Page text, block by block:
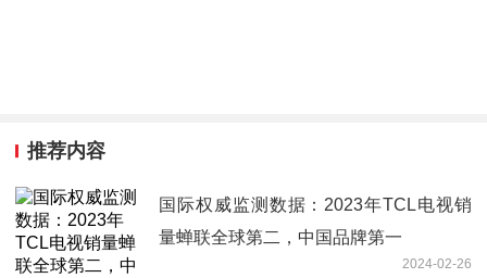
推荐内容
国际权威监测数据：2023年TCL电视销
量蝉联全球第二，中国品牌第一
2024-02-26